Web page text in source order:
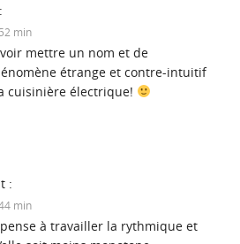
min
mettre un nom et de
étrange et contre-intuitif
cuisinière électrique!
:
min
à travailler la rythmique et